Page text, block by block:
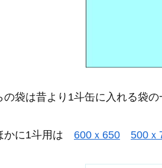
の袋は昔より1斗缶に入れる袋の
かに1斗用は 600ｘ650 500ｘ